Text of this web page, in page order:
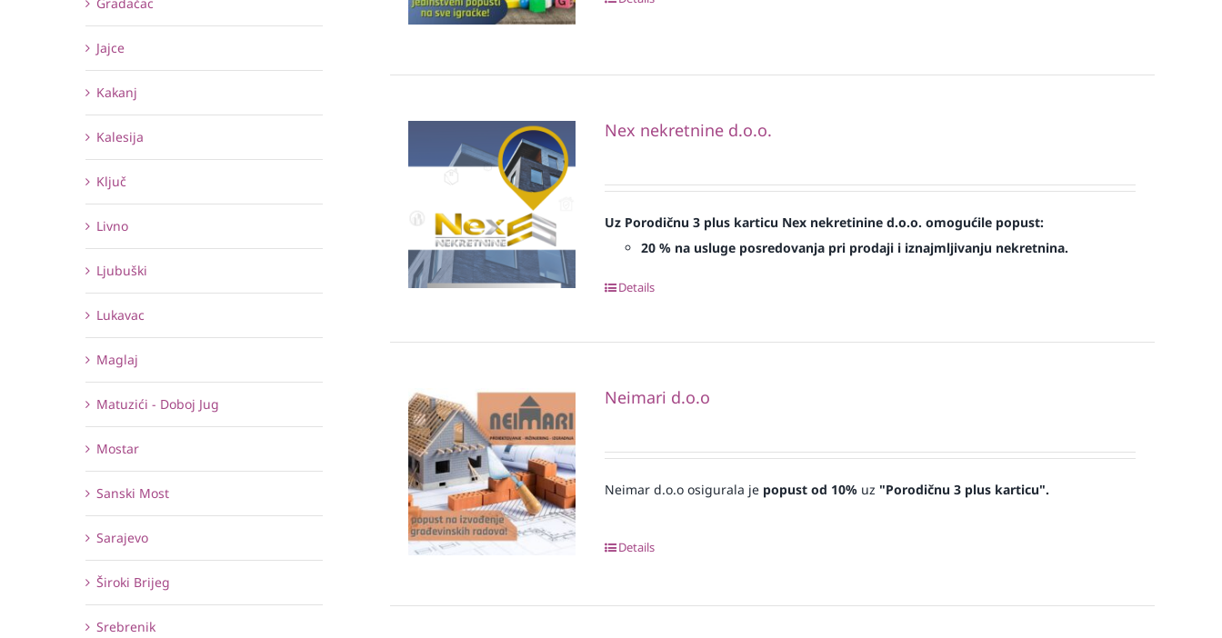
Nex nekretnine d.o.o.
Uz Porodičnu 3 plus karticu Nex nekretinine d.o.o. omogućile popust:
20 % na usluge posredovanja pri prodaji i iznajmljivanju nekretnina.
Details
Neimari d.o.o
Neimar d.o.o osigurala jepopust od 10%uz "Porodičnu 3 plus karticu".
Details
Jajce
Kakanj
Kalesija
Ključ
Livno
Ljubuški
Lukavac
Maglaj
Matuzići - Doboj Jug
Mostar
Sanski Most
Sarajevo
Široki Brijeg
Srebrenik